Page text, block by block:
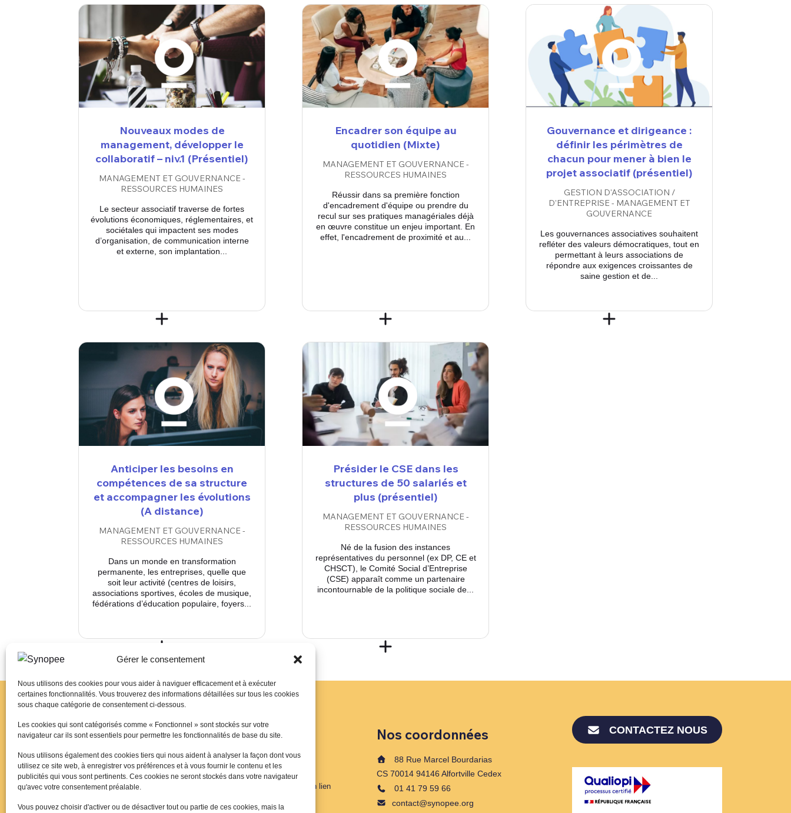
Gérer le consentement
Nous utilisons des cookies pour vous aider à naviguer efficacement et à exécuter
certaines fonctionnalités. Vous trouverez des informations détaillées sur tous les cookies
sous chaque catégorie de consentement ci-dessous.
Les cookies qui sont catégorisés comme « Fonctionnel » sont stockés sur votre
navigateur car ils sont essentiels pour permettre les fonctionnalités de base du site.
Nous utilisons également des cookies tiers qui nous aident à analyser la façon dont vous
utilisez ce site web, à enregistrer vos préférences et à vous fournir le contenu et les
publicités qui vous sont pertinents. Ces cookies ne seront stockés dans votre navigateur
qu'avec votre consentement préalable.
Vous pouvez choisir d'activer ou de désactiver tout ou partie de ces cookies, mais la
Nouveaux modes de
management, développer le
collaboratif – niv.1 (Présentiel)
MANAGEMENT ET GOUVERNANCE -
RESSOURCES HUMAINES
Le secteur associatif traverse de fortes
évolutions économiques, réglementaires, et
sociétales qui impactent ses modes
d’organisation, de communication interne
et externe, son implantation...
Encadrer son équipe au
quotidien (Mixte)
MANAGEMENT ET GOUVERNANCE -
RESSOURCES HUMAINES
Réussir dans sa première fonction
d'encadrement d'équipe ou prendre du
recul sur ses pratiques managériales déjà
en œuvre constitue un enjeu important. En
effet, l'encadrement de proximité et au...
Gouvernance et dirigeance :
définir les périmètres de
chacun pour mener à bien le
projet associatif (présentiel)
GESTION D'ASSOCIATION /
D'ENTREPRISE - MANAGEMENT ET
GOUVERNANCE
Les gouvernances associatives souhaitent
refléter des valeurs démocratiques, tout en
permettant à leurs associations de
répondre aux exigences croissantes de
saine gestion et de...
Anticiper les besoins en
compétences de sa structure
et accompagner les évolutions
(A distance)
MANAGEMENT ET GOUVERNANCE -
RESSOURCES HUMAINES
Dans un monde en transformation
permanente, les entreprises, quelle que
soit leur activité (centres de loisirs,
associations sportives, écoles de musique,
fédérations d’éducation populaire, foyers...
Présider le CSE dans les
structures de 50 salariés et
plus (présentiel)
MANAGEMENT ET GOUVERNANCE -
RESSOURCES HUMAINES
Né de la fusion des instances
représentatives du personnel (ex DP, CE et
CHSCT), le Comité Social d’Entreprise
(CSE) apparaît comme un partenaire
incontournable de la politique sociale de...
Synopée propose un catalogue de formations à
destination des dirigeants et salariés de l'ESS en lien
Nos coordonnées
88 Rue Marcel Bourdarias
CS 70014 94146 Alfortville Cedex
01 41 79 59 66
contact@synopee.org
CONTACTEZ NOUS